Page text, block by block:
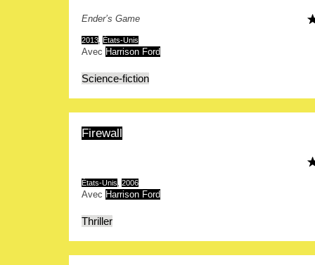
Ender’s Game
2013 États-Unis
Avec Harrison Ford
Science-fiction
Firewall
États-Unis 2006
Avec Harrison Ford
Thriller